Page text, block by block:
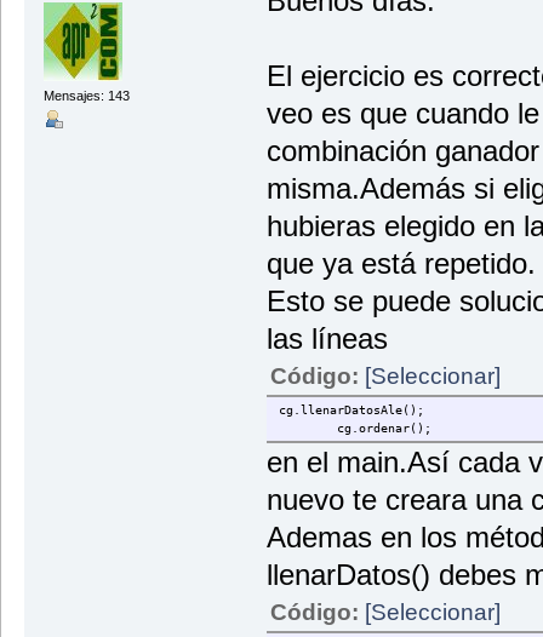
}
}
System.out.println("¡Has
} else {
System.out.println("¡No has
}
System.out.println("Quieres
entrada.setEntradaStr();
continuar =
} while
System.out.println("Adios");
}
Mensajes: 143
El ejercicio es
veo es que cuando
combinación
misma.Además si
hubieras elegido en
que ya está repetido.
Esto se puede
las líneas
Código: [Seleccionar]
cg.llenarDatosAle();
cg.ordenar();
en el main.Así cada
nuevo te creara una
Ademas en los
llenarDatos() debes
Código: [Seleccionar]